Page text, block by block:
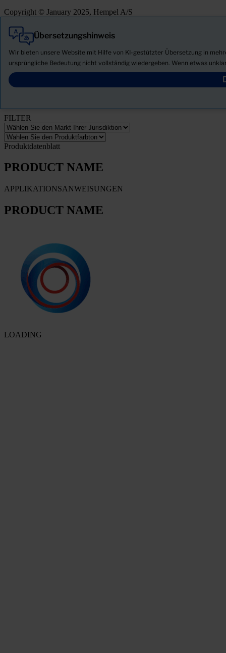
Copyright © January 2025, Hempel A/S
Übersetzungshinweis
Wir bieten unsere Website mit Hilfe von KI-gestützter Übersetzung in
ursprüngliche Bedeutung nicht vollständig wiedergeben. Wenn etwas
Alle
Produkte
Sicherheitsdatenblatt herunterladen
FILTER
Produktdatenblatt
PRODUCT NAME
APPLIKATIONSANWEISUNGEN
PRODUCT NAME
LOADING